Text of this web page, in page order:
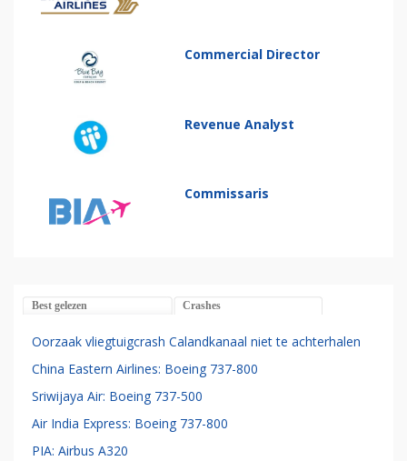
Commercial Director
Revenue Analyst
Commissaris
Best gelezen Crashes
Oorzaak vliegtuigcrash Calandkanaal niet te achterhalen
China Eastern Airlines: Boeing 737-800
Sriwijaya Air: Boeing 737-500
Air India Express: Boeing 737-800
PIA: Airbus A320